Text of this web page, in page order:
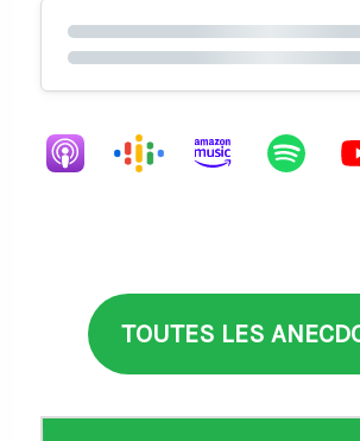
TOUTES LES